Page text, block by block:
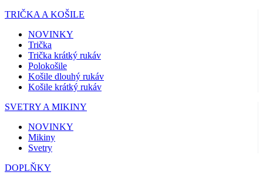
TRIČKA A KOŠILE
NOVINKY
Trička
Trička krátký rukáv
Polokošile
Košile dlouhý rukáv
Košile krátký rukáv
SVETRY A MIKINY
NOVINKY
Mikiny
Svetry
DOPLŇKY